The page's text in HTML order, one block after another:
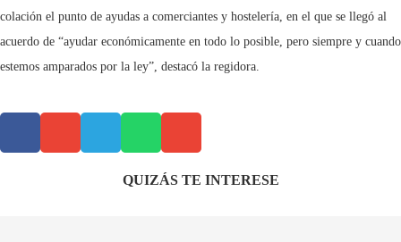
colación el punto de ayudas a comerciantes y hostelería, en el que se llegó al
acuerdo de “ayudar económicamente en todo lo posible, pero siempre y cuando
estemos amparados por la ley”, destacó la regidora.
QUIZÁS TE INTERESE